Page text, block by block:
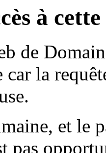
à
de
car la
et le
pas